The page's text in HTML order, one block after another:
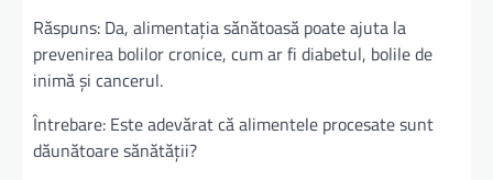
Răspuns: Da, alimentația sănătoasă poate ajuta la
prevenirea bolilor cronice, cum ar fi diabetul, bolile de
inimă și cancerul.
Întrebare: Este adevărat că alimentele procesate sunt
dăunătoare sănătății?